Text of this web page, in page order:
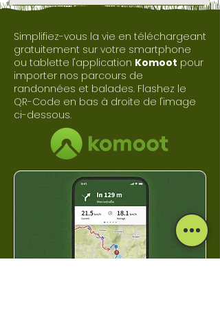
Simplifiez-vous la vie en téléchargeant
gratuitement sur votre smartphone
ou tablette l'application Komoot pour
importer nos parcours de
randonnées et balades. Flashez le
QR-Code en bas à droite de l'image
ci-dessous.